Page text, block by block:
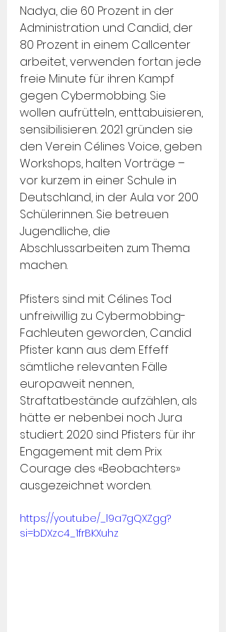
Nadya, die 60 Prozent in der
Administration und Candid, der
80 Prozent in einem Callcenter
arbeitet, verwenden fortan jede
freie Minute für ihren Kampf
gegen Cybermobbing. Sie
wollen aufrütteln, enttabuisieren,
sensibilisieren. 2021 gründen sie
den Verein Célines Voice, geben
Workshops, halten Vorträge –
vor kurzem in einer Schule in
Deutschland, in der Aula vor 200
Schülerinnen. Sie betreuen
Jugendliche, die
Abschlussarbeiten zum Thema
machen.
Pfisters sind mit Célines Tod
unfreiwillig zu Cybermobbing-
Fachleuten geworden, Candid
Pfister kann aus dem Effeff
sämtliche relevanten Fälle
europaweit nennen,
Straftatbestände aufzählen, als
hätte er nebenbei noch Jura
studiert. 2020 sind Pfisters für ihr
Engagement mit dem Prix
Courage des «Beobachters»
ausgezeichnet worden.
https://youtu.be/_l9a7gQXZgg?
si=bDXzc4_1frBKXuhz